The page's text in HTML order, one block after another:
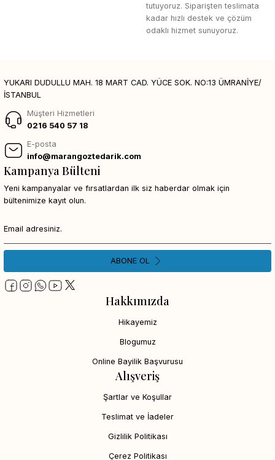
tutuyoruz. Siparişten teslimata
kadar hızlı destek ve çözüm
odaklı hizmet sunuyoruz.
YUKARI DUDULLU MAH. 18 MART CAD. YÜCE SOK. NO:13 ÜMRANİYE/
İSTANBUL
Müşteri Hizmetleri
0216 540 57 18
E-posta
info@marangoztedarik.com
Hakkımızda
Hikayemiz
Blogumuz
Online Bayilik Başvurusu
Alışveriş
Şartlar ve Koşullar
Teslimat ve İadeler
Gizlilik Politikası
Çerez Politikası
Kampanya Bülteni
Yeni kampanyalar ve fırsatlardan ilk siz haberdar olmak için
bültenimize kayıt olun.
ABONE OL